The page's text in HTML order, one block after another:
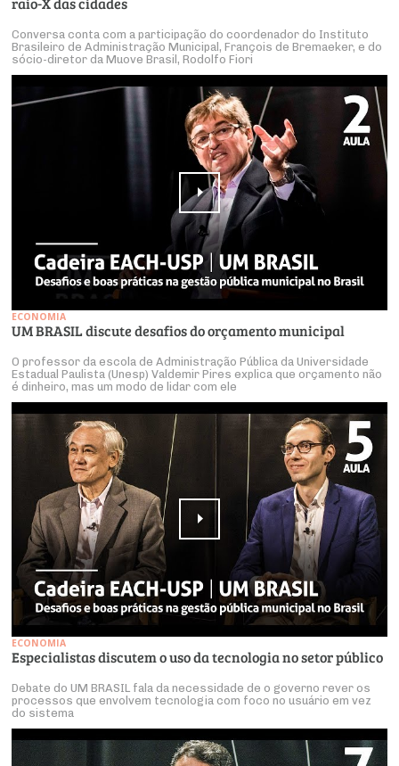
Conversa conta com a participação do coordenador do Instituto
Brasileiro de Administração Municipal, François de Bremaeker, e do
sócio-diretor da Muove Brasil, Rodolfo Fiori
ECONOMIA
UM BRASIL discute desafios do orçamento municipal
O professor da escola de Administração Pública da Universidade
Estadual Paulista (Unesp) Valdemir Pires explica que orçamento não
é dinheiro, mas um modo de lidar com ele
ECONOMIA
Especialistas discutem o uso da tecnologia no setor público
Debate do UM BRASIL fala da necessidade de o governo rever os
processos que envolvem tecnologia com foco no usuário em vez
do sistema